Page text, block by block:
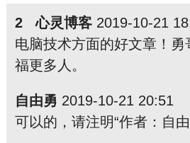
2 心灵博客2019-10-21
电脑技术方面的好文章！
福更多人。
自由勇 2019-10-21 20:51
可以的，请注明“作者：自由